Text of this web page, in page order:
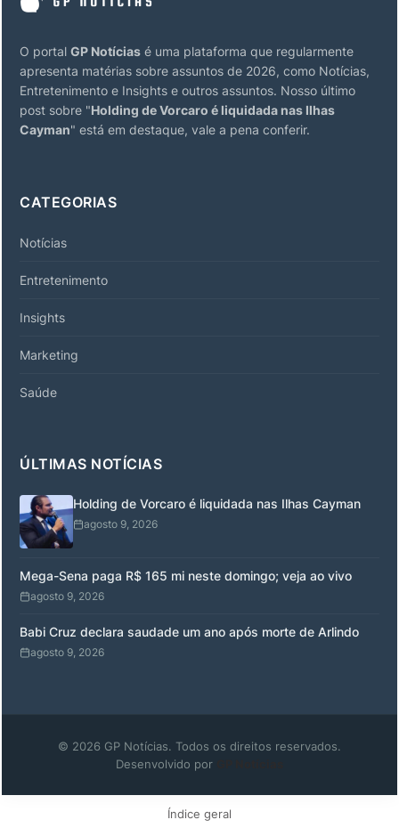
O portal GP Notícias é uma plataforma que regularmente
apresenta matérias sobre assuntos de 2026, como Notícias,
Entretenimento e Insights e outros assuntos. Nosso último
post sobre "Holding de Vorcaro é liquidada nas Ilhas
Cayman" está em destaque, vale a pena conferir.
CATEGORIAS
Notícias
Entretenimento
Insights
Marketing
Saúde
ÚLTIMAS NOTÍCIAS
Holding de Vorcaro é liquidada nas Ilhas Cayman
agosto 9, 2026
Mega-Sena paga R$ 165 mi neste domingo; veja ao vivo
agosto 9, 2026
Babi Cruz declara saudade um ano após morte de Arlindo
agosto 9, 2026
© 2026 GP Notícias. Todos os direitos reservados.
Desenvolvido por
Índice geral